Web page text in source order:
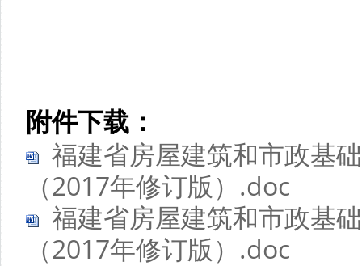
附件下载：
福建省房屋建筑和市政基
（2017年修订版）.doc
福建省房屋建筑和市政基
（2017年修订版）.doc